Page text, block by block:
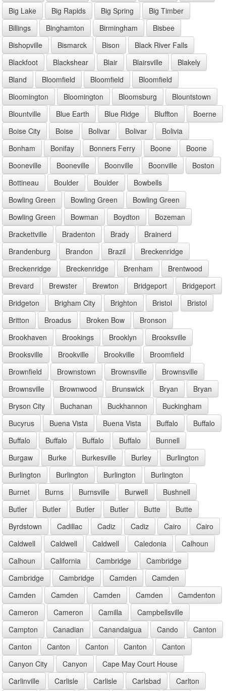
Big Lake
Big Rapids Big Spring
Big Timber
Billings
Binghamton Birmingham
Bisbee
Bishopville
Bismarck Bison
Black River Falls
Blackfoot
Blackshear Blair Blairsville
Blakely
Bland
Bloomfield Bloomfield
Bloomfield
Bloomington
Bloomington Bloomsburg
Blountstown
Blountville
Blue Earth Blue Ridge Bluffton
Boerne
Boise City
Boise Bolivar Bolivar
Bolivia
Bonham
Bonifay Bonners Ferry Boone
Boone
Booneville
Booneville Boonville Boonville
Boston
Bottineau
Boulder Boulder
Bowbells
Bowling Green
Bowling Green
Bowling Green
Bowling Green
Bowman Boydton
Bozeman
Brackettville
Bradenton Brady
Brainerd
Brandenburg
Brandon Brazil
Breckenridge
Breckenridge
Breckenridge Brenham
Brentwood
Brevard
Brewster Brewton Bridgeport
Bridgeport
Bridgeton
Brigham City Brighton Bristol
Bristol
Britton
Broadus Broken Bow
Bronson
Brookhaven
Brookings Brooklyn
Brooksville
Brooksville
Brookville Brookville
Broomfield
Brownfield
Brownstown Brownsville
Brownsville
Brownsville
Brownwood Brunswick Bryan
Bryan
Bryson City
Buchanan Buckhannon
Buckingham
Bucyrus
Buena Vista Buena Vista Buffalo
Buffalo
Buffalo
Buffalo Buffalo Buffalo
Bunnell
Burgaw
Burke Burkesville Burley
Burlington
Burlington
Burlington Burlington
Burlington
Burnet
Burns Burnsville Burwell
Bushnell
Butler
Butler Butler Butler Butte
Butte
Byrdstown
Cadillac Cadiz Cadiz Cairo
Cairo
Caldwell
Caldwell Caldwell Caledonia
Calhoun
Calhoun
California Cambridge
Cambridge
Cambridge
Cambridge Camden
Camden
Camden
Camden Camden Camden
Camdenton
Cameron
Cameron Camilla
Campbellsville
Campton
Canadian Canandaigua Cando
Canton
Canton
Canton Canton Canton
Canton
Canyon City
Canyon
Cape May Court House
Carlinville
Carlisle Carlisle Carlsbad Carlton